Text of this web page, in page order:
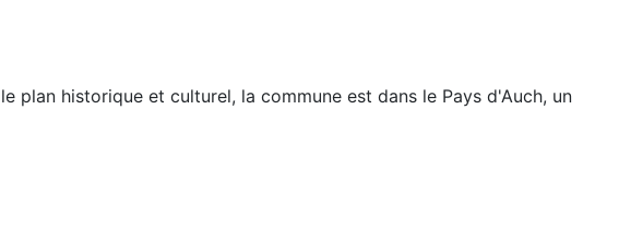
plan historique et culturel, la commune est dans le Pays d'Auch, un